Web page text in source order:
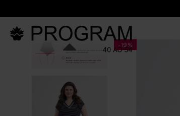
- 19%